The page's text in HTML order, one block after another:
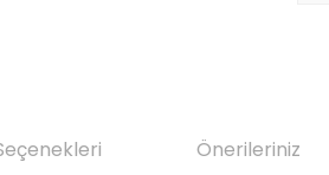
Önerileriniz